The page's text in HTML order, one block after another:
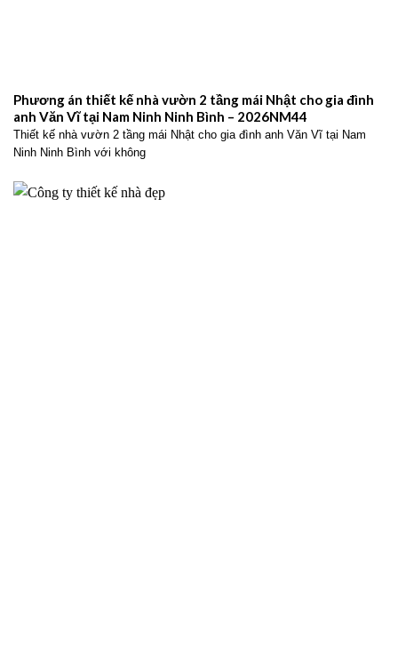
Phương án thiết kế nhà vườn 2 tầng mái Nhật cho gia đình
anh Văn Vĩ tại Nam Ninh Ninh Bình – 2026NM44
Thiết kế nhà vườn 2 tầng mái Nhật cho gia đình anh Văn Vĩ tại Nam
Ninh Ninh Bình với không